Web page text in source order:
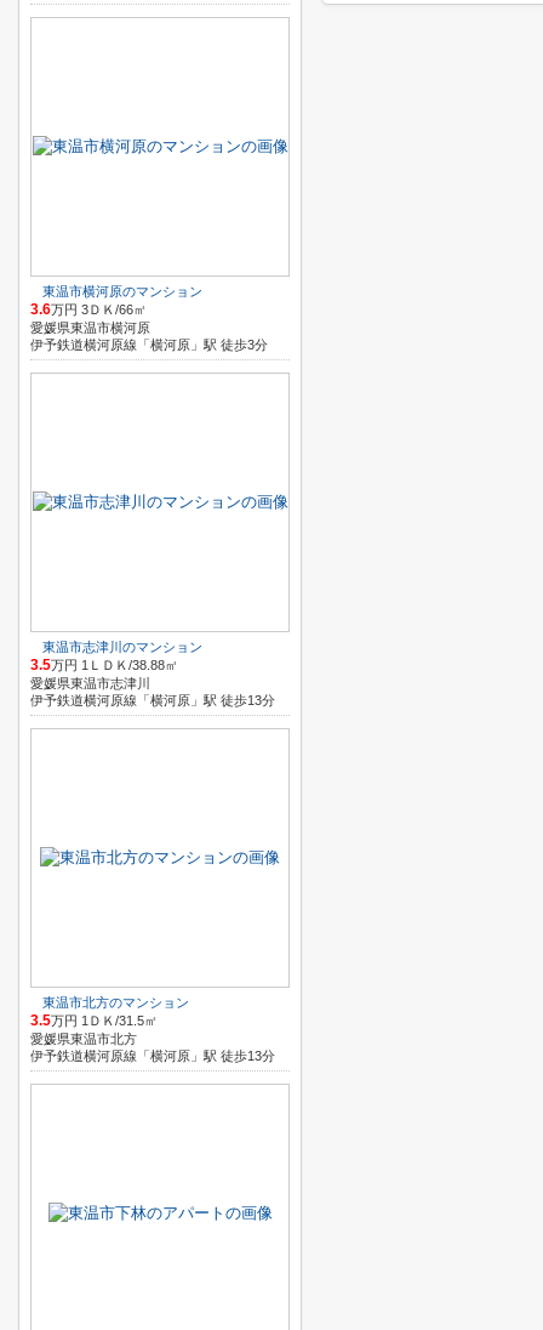
東温市横河原のマンション
3.6万円 3ＤＫ/66㎡
愛媛県東温市横河原
伊予鉄道横河原線「横河原」駅 徒歩3分
東温市志津川のマンション
3.5万円 1ＬＤＫ/38.88㎡
愛媛県東温市志津川
伊予鉄道横河原線「横河原」駅 徒歩13分
東温市北方のマンション
3.5万円 1ＤＫ/31.5㎡
愛媛県東温市北方
伊予鉄道横河原線「横河原」駅 徒歩13分